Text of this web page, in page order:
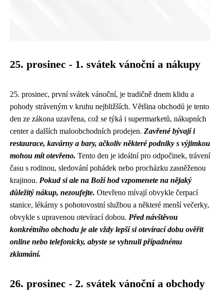
25. prosinec - 1. svátek vánoční a nákupy
25. prosinec, první svátek vánoční, je tradičně dnem klidu a
pohody stráveným v kruhu nejbližších. Většina obchodů je tento
den ze zákona uzavřena, což se týká i supermarketů, nákupních
center a dalších maloobchodních prodejen. Zavřené bývají i
restaurace, kavárny a bary, ačkoliv některé podniky s výjimkou
mohou mít otevřeno. Tento den je ideální pro odpočinek, trávení
času s rodinou, sledování pohádek nebo procházku zasněženou
krajinou. Pokud si ale na Boží hod vzpomenete na nějaký
důležitý nákup, nezoufejte. Otevřeno mívají obvykle čerpací
stanice, lékárny s pohotovostní službou a některé menší večerky,
obvykle s upravenou otevírací dobou. Před návštěvou
konkrétního obchodu je ale vždy lepší si otevírací dobu ověřit
online nebo telefonicky, abyste se vyhnuli případnému
zklamání.
26. prosinec - 2. svátek vánoční a obchody